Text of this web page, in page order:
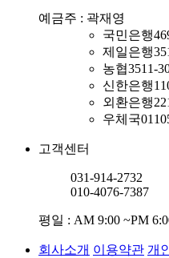
예금주 : 곽재영
국민은행
제일은행
농협3511-
신한은행
외환은행
우체국
고객센터
031-914-2732
010-4076-7387
평일 : AM 9:00 ~PM
회사소개 이용약관 개